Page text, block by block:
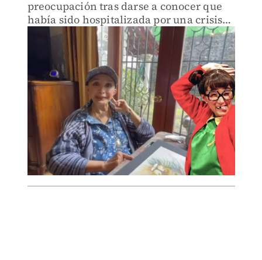
preocupación tras darse a conocer que
había sido hospitalizada por una crisis
de salud.